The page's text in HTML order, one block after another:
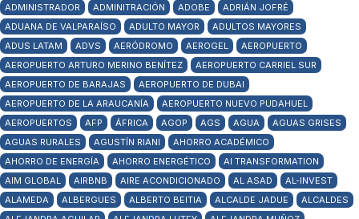
ADMINISTRADOR
ADMINITRACIÓN ADOBE
ADRIÁN JOFRÉ
ADUANA DE VALPARAÍSO
ADULTO MAYOR
ADULTOS MAYORES
ADUS LATAM
ADVS AERÓDROMO AEROGEL
AEROPUERTO
AEROPUERTO ARTURO MERINO BENÍTEZ
AEROPUERTO CARRIEL SUR
AEROPUERTO DE BARAJAS
AEROPUERTO DE DUBAI
AEROPUERTO DE LA ARAUCANÍA
AEROPUERTO NUEVO PUDAHUEL
AEROPUERTOS
AFP ÁFRICA AGOP AGS AGUA
AGUAS GRISES
AGUAS RURALES
AGUSTÍN RIANI
AHORRO ACADÉMICO
AHORRO DE ENERGÍA
AHORRO ENERGÉTICO
AI TRANSFORMATION
AIM GLOBAL
AIRBNB AIRE ACONDICIONADO AL ASAD
AL-INVEST
ALAMEDA
ALBERGUES ALBERTO BEITIA ALCALDE JADUE
ALCALDES